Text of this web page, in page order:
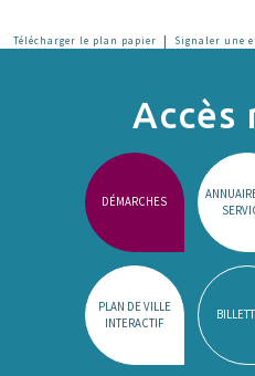
Télécharger le plan papier | Signaler une
Accès
DÉMARCHES
PLAN DE VILLE
INTERACTIF